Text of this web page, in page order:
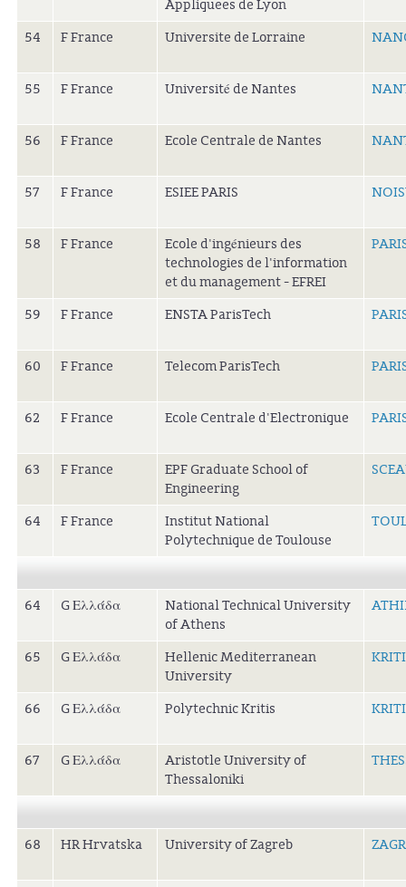
Appliquees de Lyon
54 F France Universite de Lorraine
55 F France Université de Nantes
56 F France Ecole Centrale de Nantes
57 F France ESIEE PARIS
58 F France
Ecole d'ingénieurs des
technologies de l'information
et du management - EFREI
59 F France ENSTA ParisTech
60 F France Telecom ParisTech
62 F France Ecole Centrale d'Electronique
63 F France
EPF Graduate School of
Engineering
64 F France
Institut National
Polytechnique de Toulouse
64 G Ελλάδα
National Technical University
of Athens
65 G Ελλάδα
Hellenic Mediterranean
University
66 G Ελλάδα Polytechnic Kritis
67 G Ελλάδα
Aristotle University of
Thessaloniki
68 HR Hrvatska University of Zagreb